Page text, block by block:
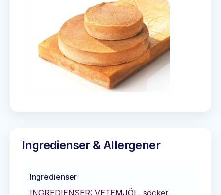
Ingredienser & Allergener
Ingredienser
INGREDIENSER: VETEMJÖL, socker,